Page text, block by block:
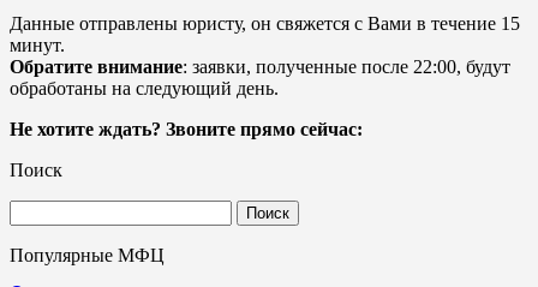
Данные отправлены юристу, он свяжется с Вами в течение 15
минут.
Обратите внимание: заявки, полученные после 22:00, будут
обработаны на следующий день.
Не хотите ждать? Звоните прямо сейчас:
Поиск
Популярные МФЦ